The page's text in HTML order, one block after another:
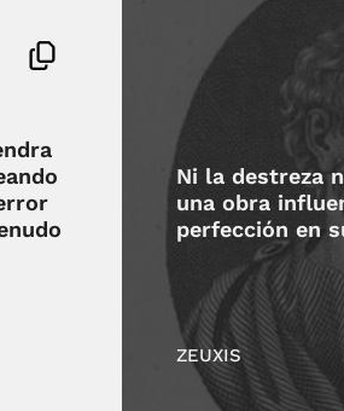
Ni la destreza
una obra
perfección en
ZEUXIS